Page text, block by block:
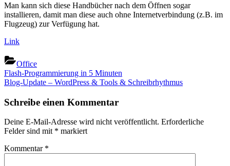
Man kann sich diese Handbücher nach dem Öffnen sogar
installieren, damit man diese auch ohne Internetverbindung (z.B. im
Flugzeug) zur Verfügung hat.
Link
Office
Beitragsnavigation
Previous
Post:
Flash-Programmierung in 5 Minuten
Next
Blog-Update – WordPress & Tools & Schreibrhythmus
Schreibe einen Kommentar
Deine E-Mail-Adresse wird nicht veröffentlicht. Erforderliche
Felder sind mit * markiert
Kommentar *